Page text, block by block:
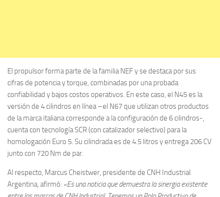
El propulsor forma parte de la familia NEF y se destaca por sus
cifras de potencia y torque, combinadas por una probada
confiabilidad y bajos costos operativos. En este caso, el N45 es la
versión de 4 cilindros en línea –el N67 que utilizan otros productos
de la marca italiana corresponde a la configuración de 6 cilindros-,
cuenta con tecnología SCR (con catalizador selectivo) para la
homologación Euro 5. Su cilindrada es de 4.5 litros y entrega 206 CV
junto con 720 Nm de par.
Al respecto, Marcus Cheistwer, presidente de CNH Industrial
Argentina, afirmó: «Es una noticia que demuestra la sinergia existente